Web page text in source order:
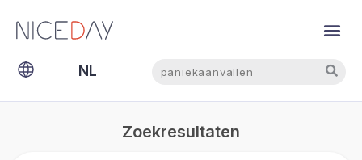
NL
EN
Zoekresultaten